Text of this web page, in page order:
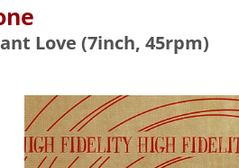
Love (7inch, 45rpm)